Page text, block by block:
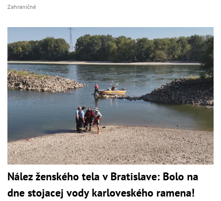
Zahraničné
Nález ženského tela v Bratislave: Bolo na
dne stojacej vody karloveského ramena!